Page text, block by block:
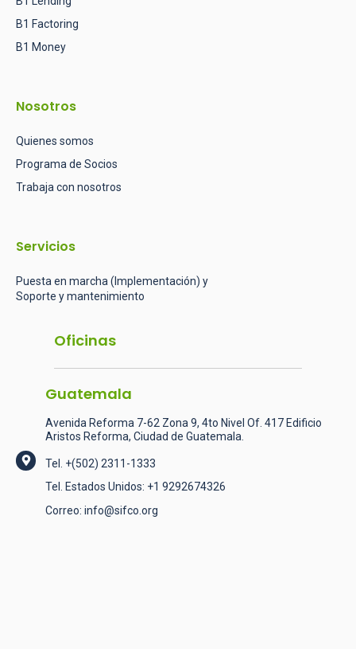
B1 Factoring
B1 Money
Nosotros
Quienes somos
Programa de Socios
Trabaja con nosotros
Servicios
Puesta en marcha (Implementación) y
Soporte y mantenimiento
Oficinas
Guatemala
Avenida Reforma 7-62 Zona 9, 4to Nivel Of. 417 Edificio
Aristos Reforma, Ciudad de Guatemala.
Tel. +(502) 2311-1333
Tel. Estados Unidos: +1 9292674326
Correo: info@sifco.org